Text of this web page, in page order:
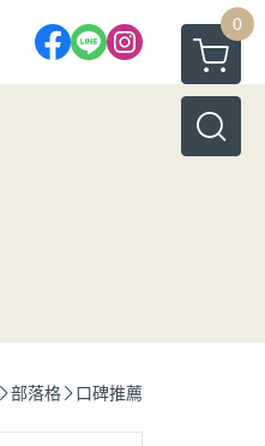
0
部落格 口碑推薦